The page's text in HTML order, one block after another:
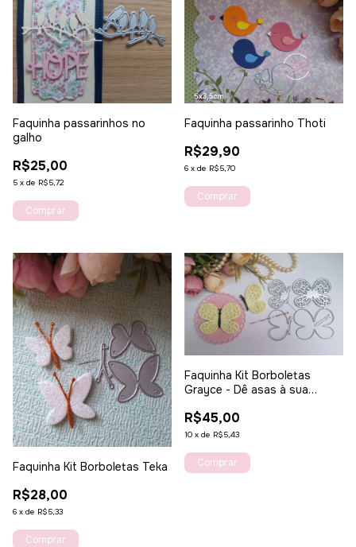
Faquinha passarinhos no
galho
R$25,00
5 x de R$5,72
Faquinha passarinho Thoti
R$29,90
6 x de R$5,70
Faquinha Kit Borboletas Teka
R$28,00
6 x de R$5,33
Faquinha Kit Borboletas
Grayce - Dê asas à sua
R$45,00
10 x de R$5,43